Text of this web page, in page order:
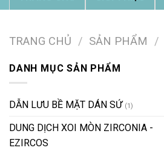
TRANG CHỦ / SẢN PHẨM /
DANH MỤC SẢN PHẨM
DẪN LƯU BỀ MẶT DÁN SỨ (1)
DUNG DỊCH XOI MÒN ZIRCONIA -
EZIRCOS